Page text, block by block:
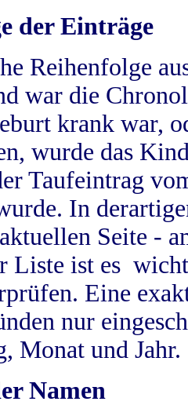
der Einträge
Reihenfolge
war die
krank war,
wurde das
Taufeintrag
In
Seite -
Liste ist es
Eine
nur
Monat und Jahr.
Namen